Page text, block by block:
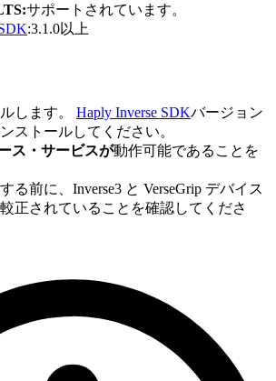
サポートされています。
:3.1.0以上
します。 Haply Inverse SDKバージョン
ストールしてください。
ス・サービスが動作可能であることを
る前に、Inverse3 と VerseGrip デバイス
正されていることを確認してくださ